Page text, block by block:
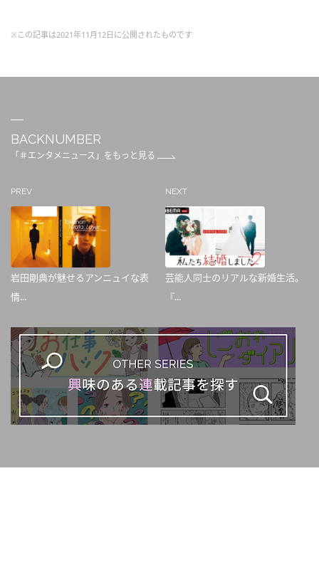
※この記事は2021年11月12日に公開されたものです
BACKNUMBER
「＃エンタメニュース」をもっと見る
PREV
岩田剛典が魅せるアンニュイな表
情...
NEXT
芸能人同士のリアルな新婚生活。
『...